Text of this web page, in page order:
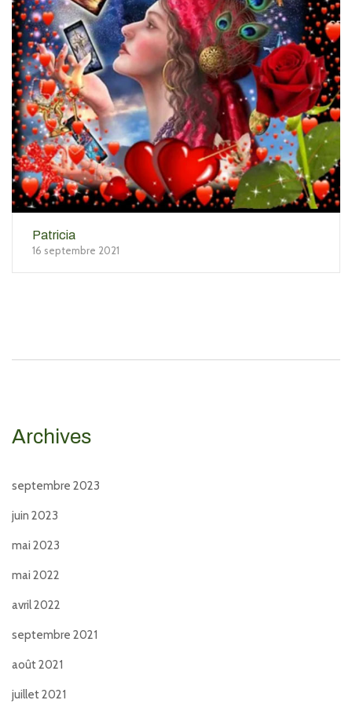
Patricia
16 septembre 2021
Archives
septembre 2023
juin 2023
mai 2023
mai 2022
avril 2022
septembre 2021
août 2021
juillet 2021